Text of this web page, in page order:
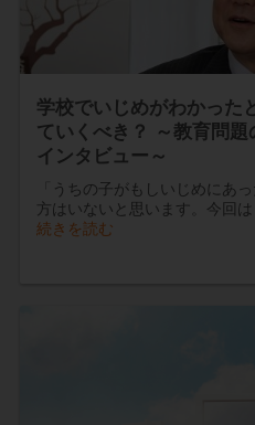
学校でいじめがわかった
ていくべき？ ～教育問
インタビュー～
「うちの子がもしいじめにあ
方はいないと思います。今回
続きを読む